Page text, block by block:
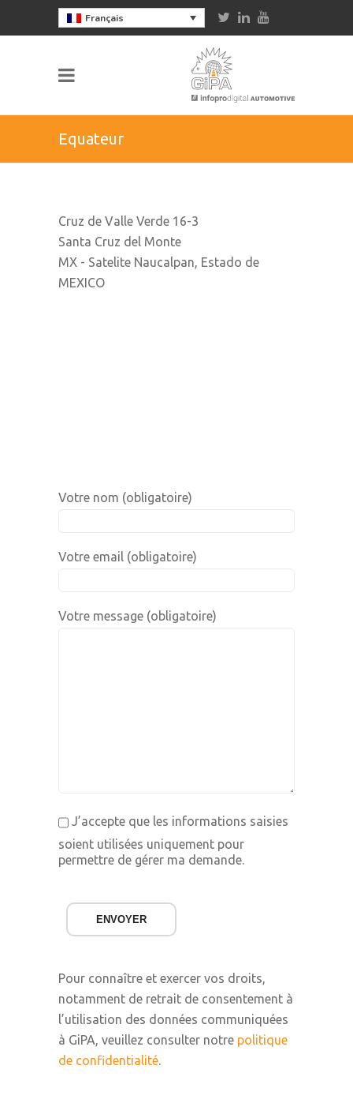
Français
Equateur
Cruz de Valle Verde 16-3
Santa Cruz del Monte
MX - Satelite Naucalpan, Estado de
MEXICO
Votre nom (obligatoire)
Votre email (obligatoire)
Votre message (obligatoire)
J’accepte que les informations saisies
soient utilisées uniquement pour
permettre de gérer ma demande.
ENVOYER
Pour connaître et exercer vos droits,
notamment de retrait de consentement à
l’utilisation des données communiquées
à GiPA, veuillez consulter notre politique
de confidentialité.